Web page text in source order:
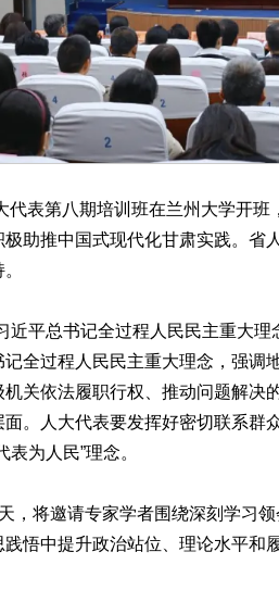
第八期培训班在兰州大学开班
助推中国式现代化甘肃实践。
平总书记全过程人民民主重大理
全过程人民民主重大理念，强
关依法履职行权、推动问题解
。人大代表要发挥好密切联系
为人民”理念。
将邀请专家学者围绕深刻学习领
悟中提升政治站位、理论水平和